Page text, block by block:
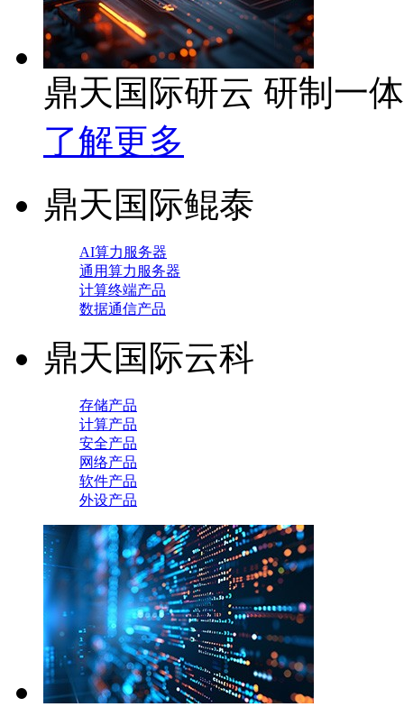
鼎天国际研云 研制一
了解更多
鼎天国际鲲泰
AI算力服务器
通用算力服务器
计算终端产品
数据通信产品
鼎天国际云科
存储产品
计算产品
安全产品
网络产品
软件产品
外设产品